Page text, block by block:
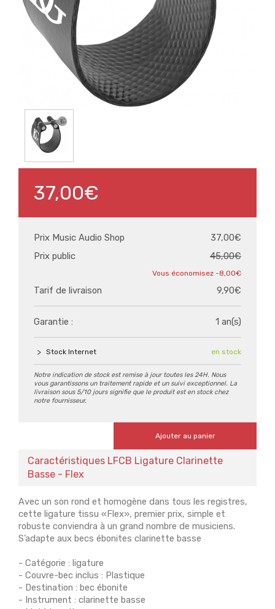
37,00€
Prix Music Audio Shop
37,00€
Prix public
45,00€
-8,00€
Tarif de livraison 9,90€
Garantie : 1 an(s)
Stock Internet en stock
Notre indication de stock est remise à jour toutes les 24H. Nous
vous garantissons un traitement rapide et un suivi exceptionnel. La
livraison sous 5/10 jours signifie que le produit est en stock chez
notre fournisseur.
Ajouter au panier
Caractéristiques LFCB Ligature Clarinette
Basse - Flex
Avec un son rond et homogène dans tous les registres,
cette ligature tissu «Flex», premier prix, simple et
robuste conviendra à un grand nombre de musiciens.
S’adapte aux becs ébonites clarinette basse
- Catégorie : ligature
- Couvre-bec inclus : Plastique
- Destination : bec ébonite
- Instrument : clarinette basse